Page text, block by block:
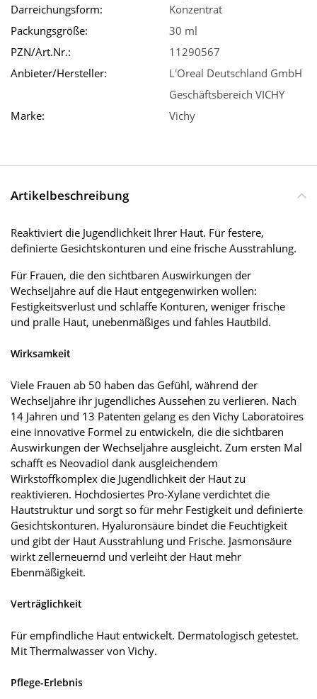
Darreichungsform:
Konzentrat
Packungsgröße:
30 ml
PZN/Art.Nr.:
11290567
Anbieter/Hersteller:
L'Oreal Deutschland GmbH
Geschäftsbereich VICHY
Marke:
Vichy
Artikelbeschreibung
Reaktiviert die Jugendlichkeit Ihrer Haut. Für festere,
definierte Gesichtskonturen und eine frische Ausstrahlung.
Für Frauen, die den sichtbaren Auswirkungen der
Wechseljahre auf die Haut entgegenwirken wollen:
Festigkeitsverlust und schlaffe Konturen, weniger frische
und pralle Haut, unebenmäßiges und fahles Hautbild.
Wirksamkeit
Viele Frauen ab 50 haben das Gefühl, während der
Wechseljahre ihr jugendliches Aussehen zu verlieren. Nach
14 Jahren und 13 Patenten gelang es den Vichy Laboratoires
eine innovative Formel zu entwickeln, die die sichtbaren
Auswirkungen der Wechseljahre ausgleicht. Zum ersten Mal
schafft es Neovadiol dank ausgleichendem
Wirkstoffkomplex die Jugendlichkeit der Haut zu
reaktivieren. Hochdosiertes Pro-Xylane verdichtet die
Hautstruktur und sorgt so für mehr Festigkeit und definierte
Gesichtskonturen. Hyaluronsäure bindet die Feuchtigkeit
und gibt der Haut Ausstrahlung und Frische. Jasmonsäure
wirkt zellerneuernd und verleiht der Haut mehr
Ebenmäßigkeit.
Verträglichkeit
Für empfindliche Haut entwickelt. Dermatologisch getestet.
Mit Thermalwasser von Vichy.
Pflege-Erlebnis